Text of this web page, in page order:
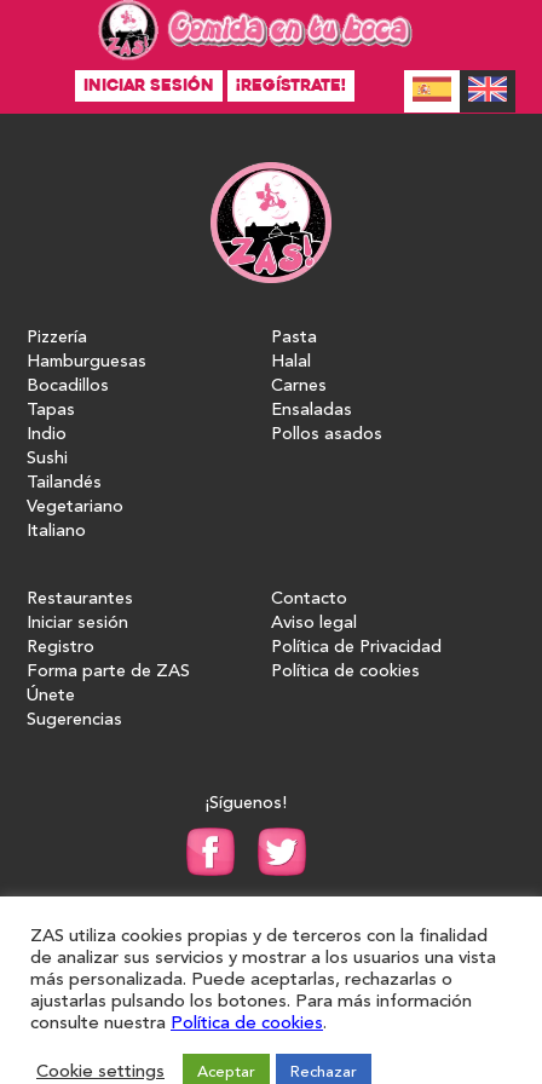
INICIAR SESIÓN ¡REGÍSTRATE!
Pizzería
Hamburguesas
Bocadillos
Tapas
Indio
Sushi
Tailandés
Vegetariano
Italiano
Pasta
Halal
Carnes
Ensaladas
Pollos asados
Restaurantes
Iniciar sesión
Registro
Forma parte de ZAS
Únete
Sugerencias
Contacto
Aviso legal
Política de Privacidad
Política de cookies
¡Síguenos!
Diseño web 2| DEIDEAS Marketing Solutions
ZAS utiliza cookies propias y de terceros con la finalidad
de analizar sus servicios y mostrar a los usuarios una vista
más personalizada. Puede aceptarlas, rechazarlas o
ajustarlas pulsando los botones. Para más información
consulte nuestra Política de cookies.
Cookie settings Aceptar Rechazar